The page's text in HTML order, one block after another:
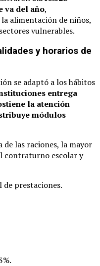
va del año,
alimentación de niños,
vulnerables.
y horarios de
se adaptó a los hábitos
entrega
la atención
módulos
las raciones, la mayor
contraturno escolar y
prestaciones.